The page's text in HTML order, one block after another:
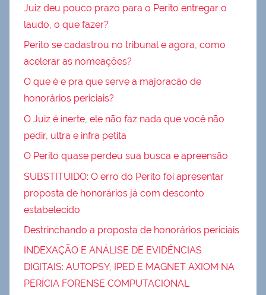
Juiz deu pouco prazo para o Perito entregar o
laudo, o que fazer?
Perito se cadastrou no tribunal e agora, como
acelerar as nomeações?
O que é e pra que serve a majoracão de
honorários periciais?
O Juiz é inerte, ele não faz nada que você não
pedir, ultra e infra petita
O Perito quase perdeu sua busca e apreensão
SUBSTITUIDO: O erro do Perito foi apresentar
proposta de honorários já com desconto
estabelecido
Destrinchando a proposta de honorários periciais
INDEXAÇÃO E ANÁLISE DE EVIDÊNCIAS
DIGITAIS: AUTOPSY, IPED E MAGNET AXIOM NA
PERÍCIA FORENSE COMPUTACIONAL